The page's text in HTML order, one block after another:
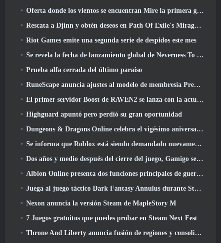
Oferta donde los vientos se encuentran Mire la primera gran expansión en la transmisión en vivo de Hexi
Rescata a Djinn y obtén deseos en Path Of Exile's Mirage League
Riot Games emite una segunda serie de despidos este mes
Se revela la fecha de lanzamiento global de Neverness To Everness
Prueba alfa cerrada del último paraíso
RuneScape anuncia ajustes al modelo de membresía Premier para tener en cuenta los cambios recientes en el MMORPG
El primer servidor Boost de RAVEN2 se lanza con la actualización de hoy
Highguard apuntó pero perdió su gran oportunidad
Dungeons & Dragons Online celebra el vigésimo aniversario de Natural con misiones y recompensas especiales
Se informa que Roblox está siendo demandado nuevamente por “prácticas que ponen en peligro y explotan a los niños”
Dos años y medio después del cierre del juego, Gamigo se burla del regreso del MMO medieval Glory Victis
Albion Online presenta dos funciones principales de guerra de facciones en la actualización Realm Divided Part II
Juega al juego táctico Dark Fantasy Annulus durante Steam Next Fest
Nexon anuncia la versión Steam de MapleStory M
7 Juegos gratuitos que puedes probar en Steam Next Fest
Throne And Liberty anuncia fusión de regiones y consolidación de servidores